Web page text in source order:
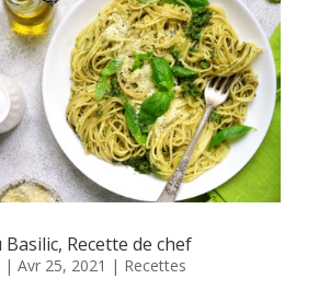
Recette de chef
| Avr 25, 2021 | Recettes